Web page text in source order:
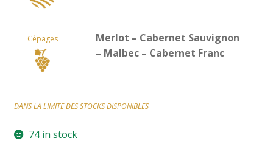
Cépages
Merlot – Cabernet Sauvignon
– Malbec – Cabernet Franc
DANS LA LIMITE DES STOCKS DISPONIBLES
74 in stock